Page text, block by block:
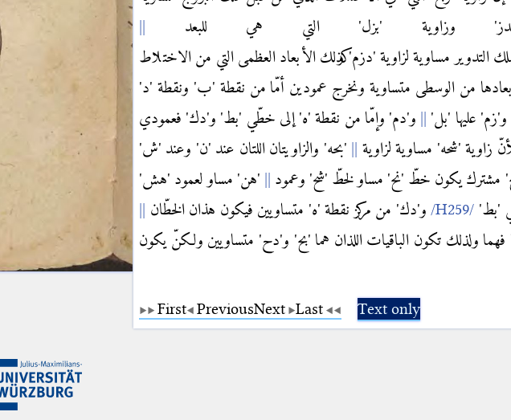
وزاوية 'بزل' التي هي للبعد
التدوير مساوية لزاوية 'دزم' وكذلك الأبعاد العظمى التي من الاختلاط
من الوسطى متساوية ونخرج عمودين أمّا من نقطة 'ب' ونقطة 'د'
عليها 'بل'
و'دم' وإمّا من نقطة 'ه' إلى خطّي 'بط' و'دك' فعمودي
'شحه' مساوية لزاوية
'بحه' والزاويتان اللتان عند 'ن' وعند 'ش'
مشترك يكون خطّ 'نح' مساو لخطّ 'شح' وعمود
'هن' مساو لعمود 'هش'
'بط'
و'دك' من مركز نقطة 'ه' متساويين فيكون هذان الخطّان
فهما ولذلك تكون الباقيات اللذان هما 'بح' و'دح' متساويين ولكنّ يكون
First PreviousNext Last Text only